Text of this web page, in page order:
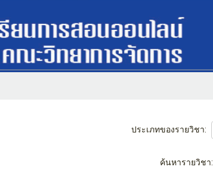
ประเภทของรายวิชา:
ค้นหารายวิชา: